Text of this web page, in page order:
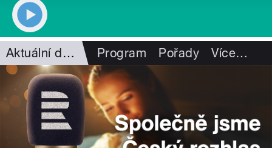
Aktuální dění Program Pořady Více…